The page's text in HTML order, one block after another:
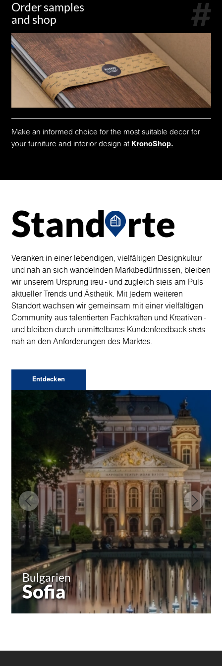
Order samples
and shop
Make an informed choice for the most suitable decor for
your furniture and interior design at KronoShop.
Bulgarien
Sofia
Stand rte
Verankert in einer lebendigen, vielfältigen Designkultur
und nah an sich wandelnden Marktbedürfnissen, bleiben
wir unserem Ursprung treu - und zugleich stets am Puls
aktueller Trends und Ästhetik. Mit jedem weiteren
Standort wachsen wir gemeinsam mit einer vielfältigen
Community aus talentierten Fachkräften und Kreativen -
und bleiben durch unmittelbares Kundenfeedback stets
nah an den Anforderungen des Marktes.
Entdecken